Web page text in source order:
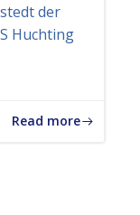
der
Huchting
Read more